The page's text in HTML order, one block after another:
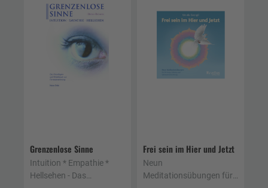
Grenzenlose Sinne
Intuition * Empathie *
Hellsehen - Das
Frei sein im Hier und Jetzt
Neun
Meditationsübungen für